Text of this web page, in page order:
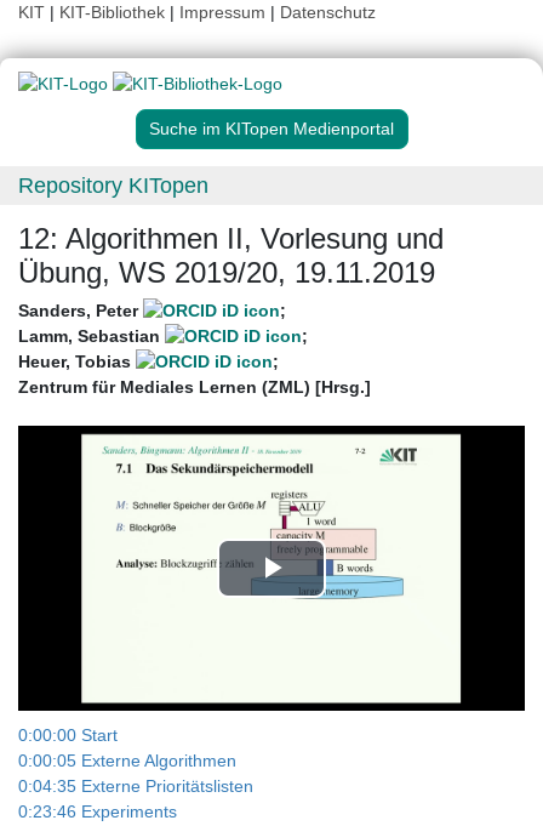
KIT | KIT-Bibliothek | Impressum | Datenschutz
Suche im KITopen Medienportal
Repository KITopen
12: Algorithmen II, Vorlesung und
Übung, WS 2019/20, 19.11.2019
Sanders, Peter
;
Lamm, Sebastian
;
Heuer, Tobias
;
Zentrum für Mediales Lernen (ZML) [Hrsg.]
Play
0:00:00 Start
0:00:05 Externe Algorithmen
0:04:35 Externe Prioritätslisten
0:23:46 Experiments